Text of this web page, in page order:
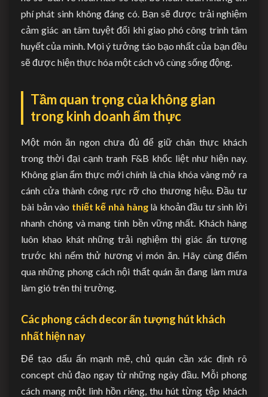
phí phát sinh không đáng có. Bạn sẽ được trải nghiệm
cảm giác an tâm tuyệt đối khi giao phó công trình tâm
huyết của mình. Mọi ý tưởng táo bạo nhất của bạn đều
sẽ được hiện thực hóa một cách vô cùng sống động.
Tầm quan trọng của không gian
trong kinh doanh ẩm thực
Một món ăn ngon chưa đủ để giữ chân thực khách
trong thời đại cạnh tranh F&B khốc liệt như hiện nay.
Không gian ẩm thực mới chính là chìa khóa vàng mở ra
cánh cửa thành công rực rỡ cho thương hiệu. Đầu tư
bài bản vào thiết kế nhà hànglà khoản đầu tư sinh lời
nhanh chóng và mang tính bền vững nhất. Khách hàng
luôn khao khát những trải nghiệm thị giác ấn tượng
trước khi nếm thử hương vị món ăn. Hãy cùng điểm
qua những phong cách nội thất quán ăn đang làm mưa
làm gió trên thị trường.
Các phong cách decor ấn tượng hút khách
nhất hiện nay
Để tạo dấu ấn mạnh mẽ, chủ quán cần xác định rõ
concept chủ đạo ngay từ những ngày đầu. Mỗi phong
cách mang một linh hồn riêng, thu hút từng tệp khách